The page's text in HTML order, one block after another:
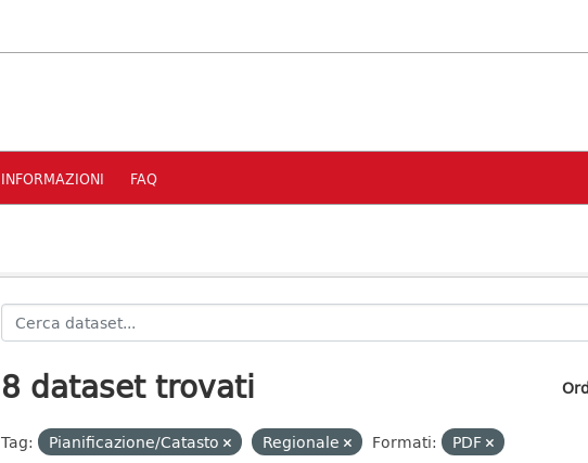
INFORMAZIONI FAQ
8 dataset trovati
Tag: Pianificazione/Catasto Regionale Formati: PDF